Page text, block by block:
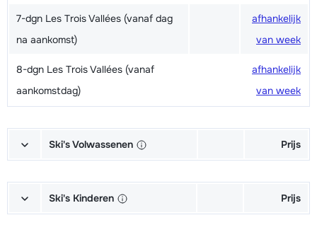
7-dgn Les Trois Vallées (vanaf dag
na aankomst)
afhankelijk
van week
8-dgn Les Trois Vallées (vanaf
aankomstdag)
afhankelijk
van week
Ski's Volwassenen Prijs
Schoenen + Stokken (6/7 dagen)
van week
Ski's Kinderen Prijs